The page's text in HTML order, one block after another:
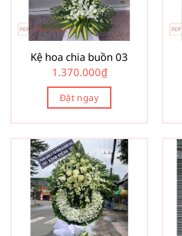
Kệ hoa chia buồn 03
1.370.000₫
Đặt ngay